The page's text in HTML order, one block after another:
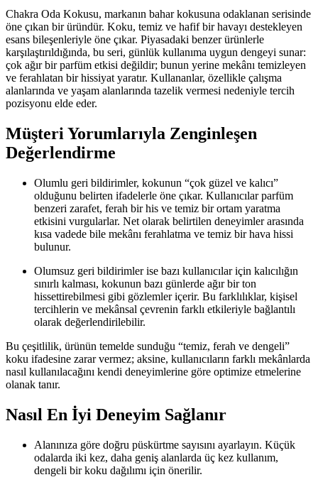
Chakra Oda Kokusu, markanın bahar kokusuna odaklanan serisinde
öne çıkan bir üründür. Koku, temiz ve hafif bir havayı destekleyen
esans bileşenleriyle öne çıkar. Piyasadaki benzer ürünlerle
karşılaştırıldığında, bu seri, günlük kullanıma uygun dengeyi sunar:
çok ağır bir parfüm etkisi değildir; bunun yerine mekânı temizleyen
ve ferahlatan bir hissiyat yaratır. Kullananlar, özellikle çalışma
alanlarında ve yaşam alanlarında tazelik vermesi nedeniyle tercih
pozisyonu elde eder.
Müşteri Yorumlarıyla Zenginleşen
Değerlendirme
Olumlu geri bildirimler, kokunun “çok güzel ve kalıcı”
olduğunu belirten ifadelerle öne çıkar. Kullanıcılar parfüm
benzeri zarafet, ferah bir his ve temiz bir ortam yaratma
etkisini vurgularlar. Net olarak belirtilen deneyimler arasında
kısa vadede bile mekânı ferahlatma ve temiz bir hava hissi
bulunur.
Olumsuz geri bildirimler ise bazı kullanıcılar için kalıcılığın
sınırlı kalması, kokunun bazı günlerde ağır bir ton
hissettirebilmesi gibi gözlemler içerir. Bu farklılıklar, kişisel
tercihlerin ve mekânsal çevrenin farklı etkileriyle bağlantılı
olarak değerlendirilebilir.
Bu çeşitlilik, ürünün temelde sunduğu “temiz, ferah ve dengeli”
koku ifadesine zarar vermez; aksine, kullanıcıların farklı mekânlarda
nasıl kullanılacağını kendi deneyimlerine göre optimize etmelerine
olanak tanır.
Nasıl En İyi Deneyim Sağlanır
Alanınıza göre doğru püskürtme sayısını ayarlayın. Küçük
odalarda iki kez, daha geniş alanlarda üç kez kullanım,
dengeli bir koku dağılımı için önerilir.